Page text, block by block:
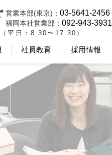
営業本部(東京)： 03-5641-2456
福岡本社営業部： 092-943-3931
（平日：8:30〜17:30）
社員教育 採用情報